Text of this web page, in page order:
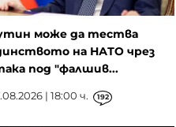
В. Нейков: Технологиите с двойна
употреба сближават
гражданския и военния сектор
продължават успешната си
може да тества
на НАТО чрез
под "фалшив...
| 18:00 ч. 192